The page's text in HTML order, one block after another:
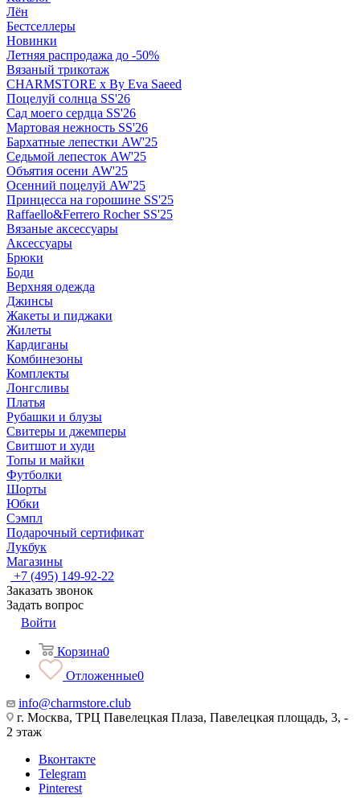
Лён
Бестселлеры
Новинки
Летняя распродажа до -50%
Вязаный трикотаж
CHARMSTORE х By Eva Saeed
Поцелуй солнца SS'26
Сад моего сердца SS'26
Мартовая нежность SS'26
Бархатные лепестки AW'25
Седьмой лепесток AW'25
Объятия осени AW'25
Осенний поцелуй AW'25
Принцесса на горошине SS'25
Raffaello&Ferrero Rocher SS'25
Вязаные аксессуары
Аксессуары
Брюки
Боди
Верхняя одежда
Джинсы
Жакеты и пиджаки
Жилеты
Кардиганы
Комбинезоны
Комплекты
Лонгсливы
Платья
Рубашки и блузы
Свитеры и джемперы
Свитшот и худи
Топы и майки
Футболки
Шорты
Юбки
Сэмпл
Подарочный сертификат
Лукбук
Магазины
+7 (495) 149-92-22
Заказать звонок
Задать вопрос
Войти
Корзина0
Отложенные0
info@charmstore.club
г. Москва, ТРЦ Павелецкая Плаза, Павелецкая площадь, 3, -
2 этаж
Вконтакте
Telegram
Pinterest